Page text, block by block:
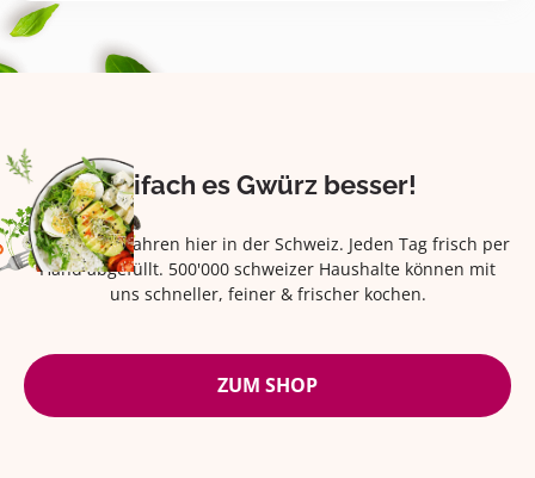
Eifach es Gwürz besser!
Seit über 42 Jahren hier in der Schweiz. Jeden Tag frisch per
Hand abgefüllt. 500'000 schweizer Haushalte können mit
uns schneller, feiner & frischer kochen.
ZUM SHOP